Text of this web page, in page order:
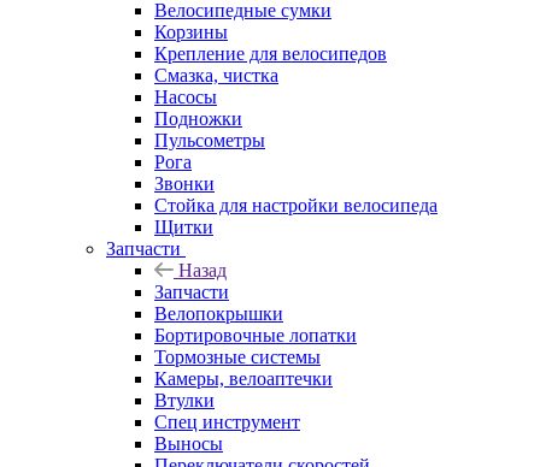
Велосипедные сумки
Корзины
Крепление для велосипедов
Смазка, чистка
Насосы
Подножки
Пульсометры
Рога
Звонки
Стойка для настройки велосипеда
Щитки
Запчасти
Назад
Запчасти
Велопокрышки
Бортировочные лопатки
Тормозные системы
Камеры, велоаптечки
Втулки
Спец инструмент
Выносы